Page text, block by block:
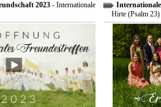
2023- Internationale
Hirte (Psalm 23)